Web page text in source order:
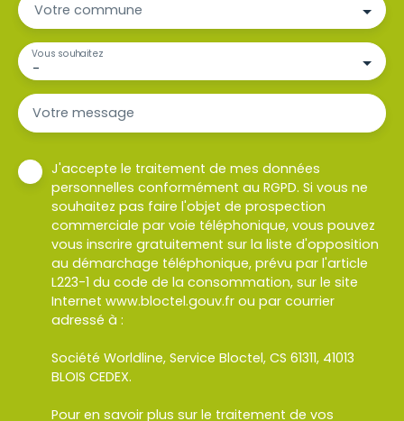
Votre commune
-
Vous souhaitez
Votre message
J'accepte le traitement de mes données
personnelles conformément au RGPD. Si vous ne
souhaitez pas faire l'objet de prospection
commerciale par voie téléphonique, vous pouvez
vous inscrire gratuitement sur la liste d'opposition
au démarchage téléphonique, prévu par l'article
L223-1 du code de la consommation, sur le site
Internet www.bloctel.gouv.fr ou par courrier
adressé à :
Société Worldline, Service Bloctel, CS 61311, 41013
BLOIS CEDEX.
Pour en savoir plus sur le traitement de vos